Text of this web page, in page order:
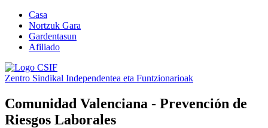
Casa
Nortzuk Gara
Gardentasun
Afiliado
Zentro Sindikal Independentea eta Funtzionarioak
Comunidad Valenciana - Prevención de
Riesgos Laborales